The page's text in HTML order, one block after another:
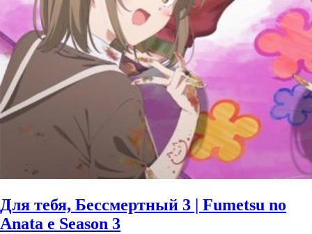
Для тебя, Бессмертный 3 | Fumetsu no
Anata e Season 3